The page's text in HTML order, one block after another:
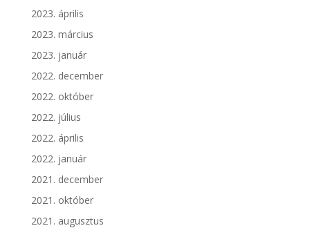
2023. április
2023. március
2023. január
2022. december
2022. október
2022. július
2022. április
2022. január
2021. december
2021. október
2021. augusztus